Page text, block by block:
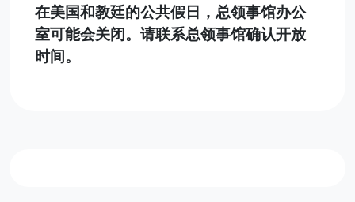
在美国和教廷的公共假日，总领事馆办公
室可能会关闭。请联系总领事馆确认开放
时间。